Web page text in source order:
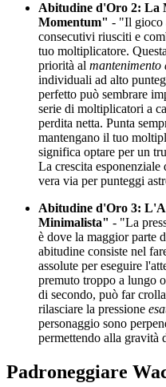
Abitudine d'Oro 2: La
Momentum" - "Il gioco
consecutivi riusciti e
tuo moltiplicatore.
priorità al
individuali ad alto
perfetto può sembrare
serie di moltiplicatori a
perdita netta. Punta
mantengano il tuo
significa optare per un
La crescita
vera via per punteggi
Abitudine d'Oro 3:
Minimalista" - "La
è dove la maggior parte
abitudine consiste nel
assolute per eseguire
premuto troppo a lungo
di secondo, può far
rilasciare la pressione
personaggio sono
permettendo alla gravità
Padroneggiare